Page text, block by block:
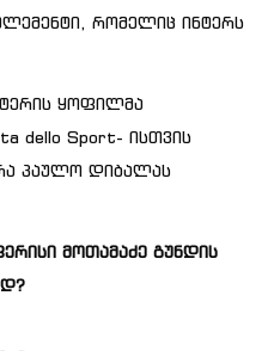
რომელიც ინტერს
ყოფილმა
dello Sport- ისთვის
პაულო დიბალას
მოთამაძე გუნდის